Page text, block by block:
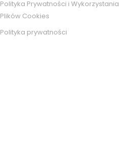
Polityka Prywatności i Wykorzystania
Plików Cookies
Polityka prywatności